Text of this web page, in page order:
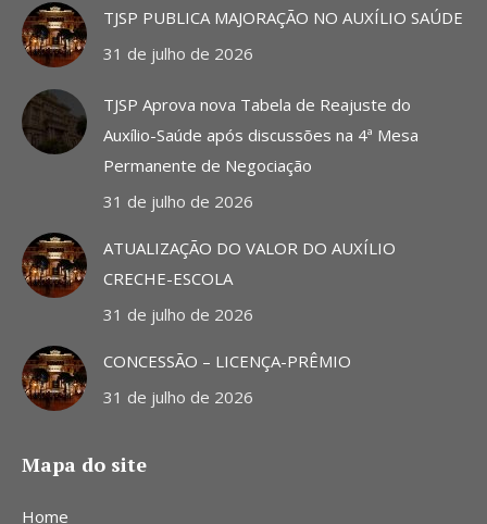
new
window
new
window
new
window
TJSP PUBLICA MAJORAÇÃO NO AUXÍLIO SAÚDE
31 de julho de 2026
TJSP Aprova nova Tabela de Reajuste do
Auxílio-Saúde após discussões na 4ª Mesa
Permanente de Negociação
31 de julho de 2026
ATUALIZAÇÃO DO VALOR DO AUXÍLIO
CRECHE-ESCOLA
31 de julho de 2026
CONCESSÃO – LICENÇA-PRÊMIO
31 de julho de 2026
Mapa do site
Home